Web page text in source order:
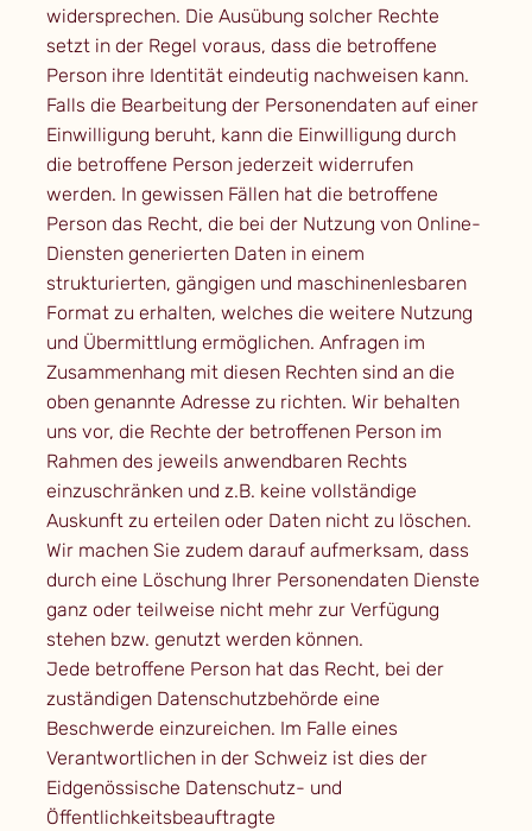
widersprechen. Die Ausübung solcher Rechte
setzt in der Regel voraus, dass die betroffene
Person ihre Identität eindeutig nachweisen kann.
Falls die Bearbeitung der Personendaten auf einer
Einwilligung beruht, kann die Einwilligung durch
die betroffene Person jederzeit widerrufen
werden. In gewissen Fällen hat die betroffene
Person das Recht, die bei der Nutzung von Online-
Diensten generierten Daten in einem
strukturierten, gängigen und maschinenlesbaren
Format zu erhalten, welches die weitere Nutzung
und Übermittlung ermöglichen. Anfragen im
Zusammenhang mit diesen Rechten sind an die
oben genannte Adresse zu richten. Wir behalten
uns vor, die Rechte der betroffenen Person im
Rahmen des jeweils anwendbaren Rechts
einzuschränken und z.B. keine vollständige
Auskunft zu erteilen oder Daten nicht zu löschen.
Wir machen Sie zudem darauf aufmerksam, dass
durch eine Löschung Ihrer Personendaten Dienste
ganz oder teilweise nicht mehr zur Verfügung
stehen bzw. genutzt werden können.
Jede betroffene Person hat das Recht, bei der
zuständigen Datenschutzbehörde eine
Beschwerde einzureichen. Im Falle eines
Verantwortlichen in der Schweiz ist dies der
Eidgenössische Datenschutz- und
Öffentlichkeitsbeauftragte